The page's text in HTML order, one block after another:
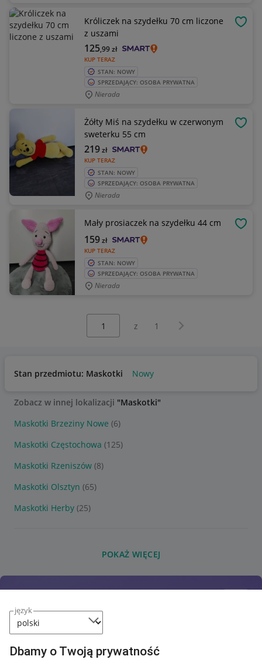
język
Dbamy o Twoją prywatność
Króliczek na szydełku 70 cm liczone
z uszami
KUP TERAZ
125,99zł
STAN: NOWY
SPRZEDAJĄCY: OSOBA PRYWATNA
Nierada
Żółty Miś na szydełku w czerwonym
sweterku 55 cm
KUP TERAZ
219zł
STAN: NOWY
SPRZEDAJĄCY: OSOBA PRYWATNA
Nierada
Mały prosiaczek na szydełku 44 cm
KUP TERAZ
159zł
STAN: NOWY
SPRZEDAJĄCY: OSOBA PRYWATNA
Nierada
z 1 Następna strona
Stan przedmiotu: Maskotki Nowy
Zobacz w innej lokalizacji "Maskotki"
Maskotki Brzeziny Nowe (6)
Maskotki Częstochowa (125)
Maskotki Rzeniszów (8)
Maskotki Olsztyn (65)
Maskotki Herby (25)
POKAŻ WIĘCEJ